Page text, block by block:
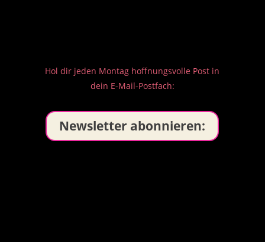
Hol dir jeden Montag hoffnungsvolle Post in
dein E-Mail-Postfach:
Newsletter abonnieren: